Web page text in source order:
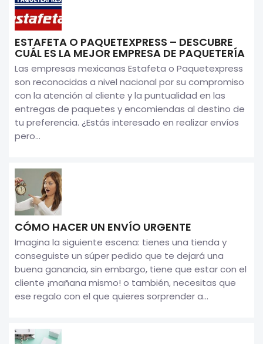
ESTAFETA O PAQUETEXPRESS – DESCUBRE
CUÁL ES LA MEJOR EMPRESA DE PAQUETERÍA
Las empresas mexicanas Estafeta o Paquetexpress
son reconocidas a nivel nacional por su compromiso
con la atención al cliente y la puntualidad en las
entregas de paquetes y encomiendas al destino de
tu preferencia. ¿Estás interesado en realizar envíos
pero...
CÓMO HACER UN ENVÍO URGENTE
Imagina la siguiente escena: tienes una tienda y
conseguiste un súper pedido que te dejará una
buena ganancia, sin embargo, tiene que estar con el
cliente ¡mañana mismo! o también, necesitas que
ese regalo con el que quieres sorprender a...